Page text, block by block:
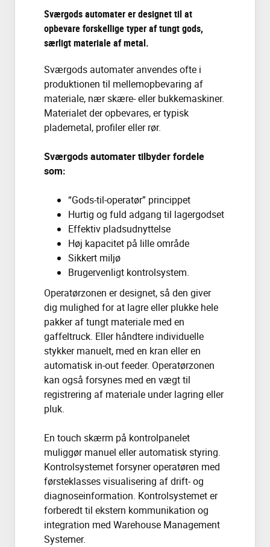
Sværgods automater er designet til at
opbevare forskellige typer af tungt gods,
særligt materiale af metal.
Sværgods automater anvendes ofte i
produktionen til mellemopbevaring af
materiale, nær skære- eller bukkemaskiner.
Materialet der opbevares, er typisk
plademetal, profiler eller rør.
Sværgods automater tilbyder fordele
som:
“Gods-til-operatør” princippet
Hurtig og fuld adgang til lagergodset
Effektiv pladsudnyttelse
Høj kapacitet på lille område
Sikkert miljø
Brugervenligt kontrolsystem.
Operatørzonen er designet, så den giver
dig mulighed for at lagre eller plukke hele
pakker af tungt materiale med en
gaffeltruck. Eller håndtere individuelle
stykker manuelt, med en kran eller en
automatisk in-out feeder. Operatørzonen
kan også forsynes med en vægt til
registrering af materiale under lagring eller
pluk.
En touch skærm på kontrolpanelet
muliggør manuel eller automatisk styring.
Kontrolsystemet forsyner operatøren med
førsteklasses visualisering af drift- og
diagnoseinformation. Kontrolsystemet er
forberedt til ekstern kommunikation og
integration med Warehouse Management
Systemer.